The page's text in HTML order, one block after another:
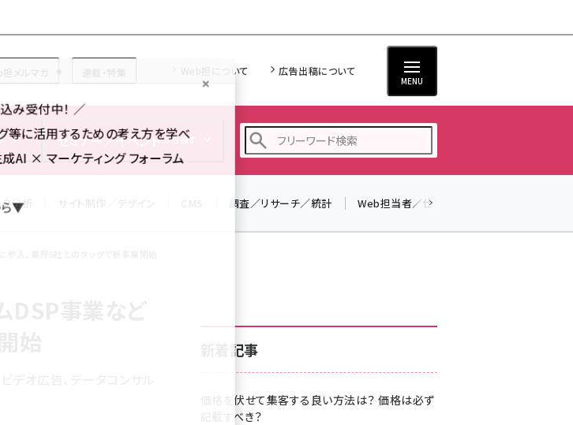
Web担について 広告出稿について
MENU
セミナー／イベント から探す
z世代 (1622)
meo (1275)
分析 調査／リサーチ／統計 Web担当者／仕事
参入、業界5社とのタッグで新事業開始
DSP事業など
デオ広告、データコンサル
新着記事
価格を伏せて集客する良い方法は？ 価格は必ず
記載すべき？
み受付中！ ／
等に活用するための考え方を学べ
成AI × マーケティング フォーラム
ら▼